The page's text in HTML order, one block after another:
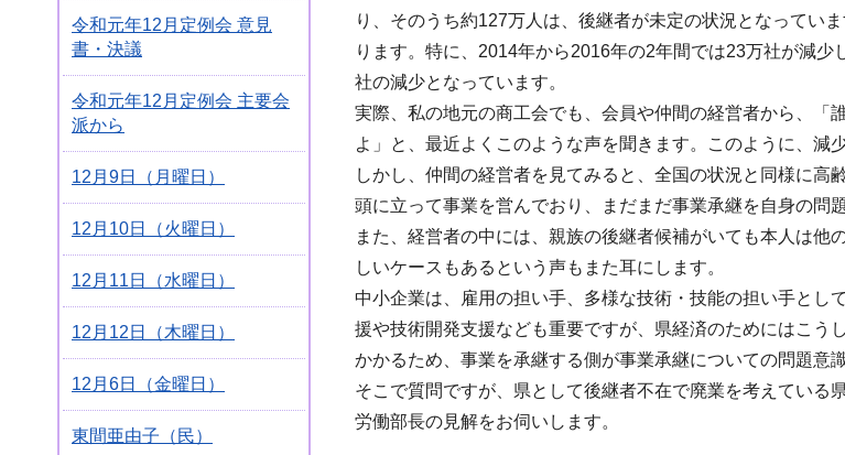
令和元年12月定例会 意見
書・決議
令和元年12月定例会 主要会
派から
12月9日（月曜日）
12月10日（火曜日）
12月11日（水曜日）
12月12日（木曜日）
12月6日（金曜日）
東間亜由子（民）
り、そのうち約127万人は、後継者が未定の状況となってい
ります。特に、2014年から2016年の2年間では23万社が減
社の減少となっています。
実際、私の地元の商工会でも、会員や仲間の経営者から、「
よ」と、最近よくこのような声を聞きます。このように、減
しかし、仲間の経営者を見てみると、全国の状況と同様に
頭に立って事業を営んでおり、まだまだ事業承継を自身の問
また、経営者の中には、親族の後継者候補がいても本人は
しいケースもあるという声もまた耳にします。
中小企業は、雇用の担い手、多様な技術・技能の担い手とし
援や技術開発支援なども重要ですが、県経済のためにはこ
かかるため、事業を承継する側が事業承継についての問題意
そこで質問ですが、県として後継者不在で廃業を考えてい
労働部長の見解をお伺いします。